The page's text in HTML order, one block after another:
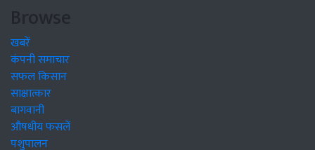
Browse
खबरें
कंपनी समाचार
सफल किसान
साक्षात्कार
बागवानी
औषधीय फसलें
पशुपालन